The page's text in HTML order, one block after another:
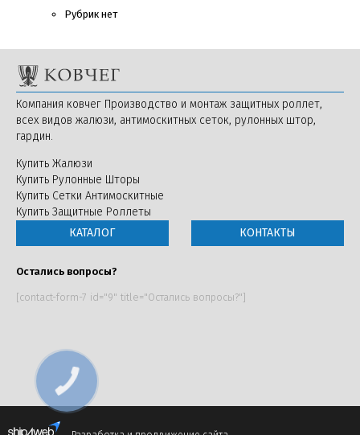
Рубрик нет
Компания ковчег Производство и монтаж защитных роллет,
всех видов жалюзи, антимоскитных сеток, рулонных штор,
гардин.
Купить Жалюзи
Купить Рулонные Шторы
Купить Сетки Антимоскитные
Купить Защитные Роллеты
КАТАЛОГ
КОНТАКТЫ
Остались вопросы?
[contact-form-7 id="9" title="Остались вопросы?"]